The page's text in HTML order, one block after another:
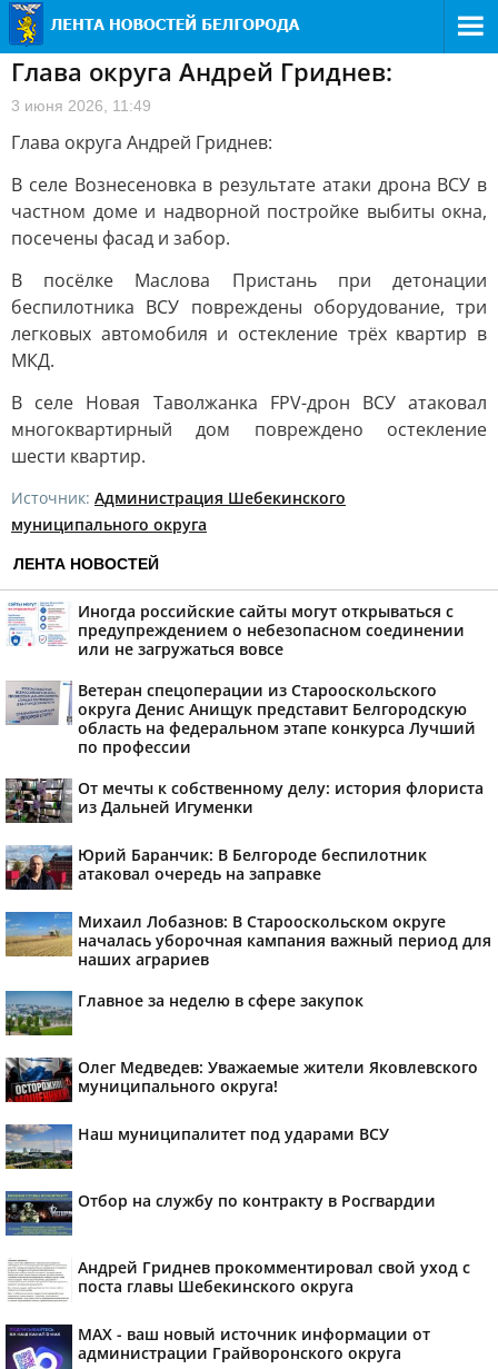
Глава округа Андрей Гриднев:
3 июня 2026, 11:49
Глава округа Андрей Гриднев:
В селе Вознесеновка в результате атаки дрона ВСУ в
частном доме и надворной постройке выбиты окна,
посечены фасад и забор.
В посёлке Маслова Пристань при детонации
беспилотника ВСУ повреждены оборудование, три
легковых автомобиля и остекление трёх квартир в
МКД.
В селе Новая Таволжанка FPV-дрон ВСУ атаковал
многоквартирный дом повреждено остекление
шести квартир.
Источник: Администрация Шебекинского
муниципального округа
ЛЕНТА НОВОСТЕЙ
Иногда российские сайты могут открываться с
предупреждением о небезопасном соединении
или не загружаться вовсе
Ветеран спецоперации из Старооскольского
округа Денис Анищук представит Белгородскую
область на федеральном этапе конкурса Лучший
по профессии
От мечты к собственному делу: история флориста
из Дальней Игуменки
Юрий Баранчик: В Белгороде беспилотник
атаковал очередь на заправке
Михаил Лобазнов: В Старооскольском округе
началась уборочная кампания важный период для
наших аграриев
Главное за неделю в сфере закупок
Олег Медведев: Уважаемые жители Яковлевского
муниципального округа!
Наш муниципалитет под ударами ВСУ
Отбор на службу по контракту в Росгвардии
Андрей Гриднев прокомментировал свой уход с
поста главы Шебекинского округа
MAX - ваш новый источник информации от
администрации Грайворонского округа